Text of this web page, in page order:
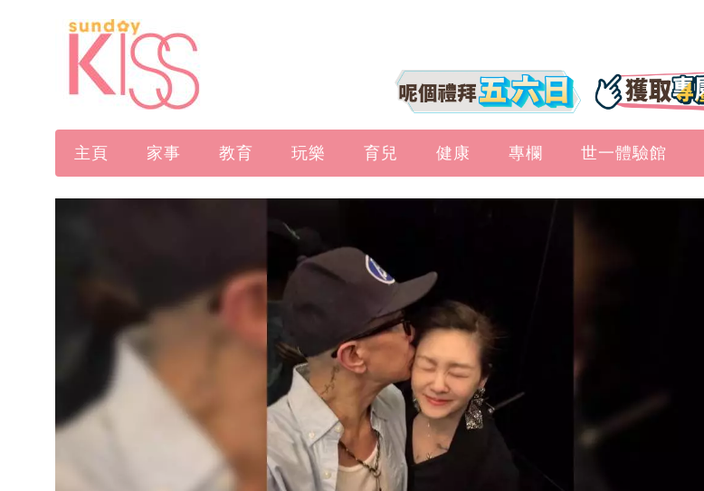
主頁 家事 教育 玩樂 育兒 健康 專欄 世一體驗館